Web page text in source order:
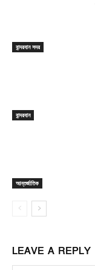
বান্দরবান সদর
বান্দরবান
আন্তর্জাতিক
LEAVE A REPLY